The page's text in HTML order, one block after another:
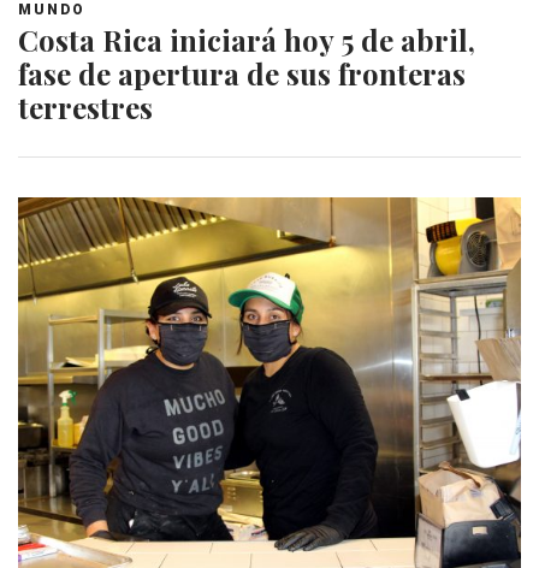
MUNDO
Costa Rica iniciará hoy 5 de abril,
fase de apertura de sus fronteras
terrestres